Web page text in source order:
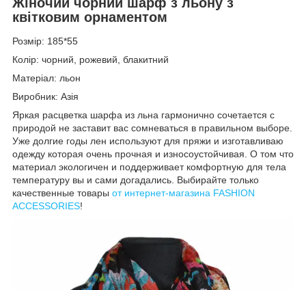
квітковим орнаментом
Розмір: 185*55
Колір: чорний, рожевий, блакитний
Матеріал: льон
Виробник: Азія
Яркая расцветка шарфа из льна гармонично сочетается с
природой не заставит вас сомневаться в правильном выборе.
Уже долгие годы лен используют для пряжи и изготавливаю
одежду которая очень прочная и износоустойчивая. О том что
материал экологичен и поддерживает комфортную для тела
температуру вы и сами догадались. Выбирайте только
качественные товары от интернет-магазина FASHION
ACCESSORIES!